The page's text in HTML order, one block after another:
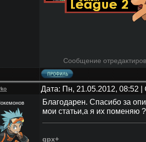
Сообщение
Дата: Пн, 21.05.2012, 08:52
Благодарен. Спасибо за
мои статьи,а я их поменяю ?
gpx+